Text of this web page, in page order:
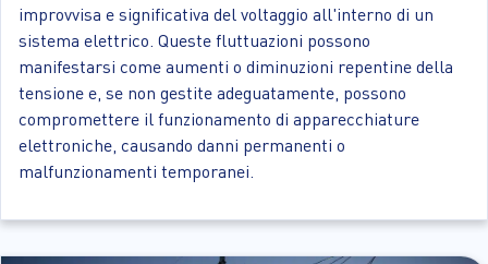
improvvisa e significativa del voltaggio all'interno di un
sistema elettrico. Queste fluttuazioni possono
manifestarsi come aumenti o diminuzioni repentine della
tensione e, se non gestite adeguatamente, possono
compromettere il funzionamento di apparecchiature
elettroniche, causando danni permanenti o
malfunzionamenti temporanei.